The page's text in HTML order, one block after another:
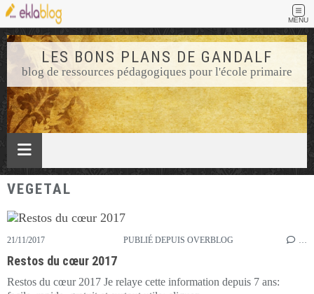
MENU
LES BONS PLANS DE GANDALF
blog de ressources pédagogiques pour l'école primaire
VEGETAL
21/11/2017 PUBLIÉ DEPUIS OVERBLOG …
Restos du cœur 2017
Restos du cœur 2017 Je relaye cette information depuis 7 ans: